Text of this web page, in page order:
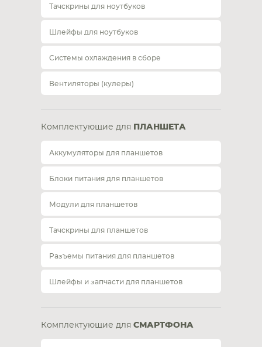
Тачскрины для ноутбуков
Шлейфы для ноутбуков
Системы охлаждения в сборе
Вентиляторы (кулеры)
Комплектующие для ПЛАНШЕТА
Аккумуляторы для планшетов
Блоки питания для планшетов
Модули для планшетов
Тачскрины для планшетов
Разъемы питания для планшетов
Шлейфы и запчасти для планшетов
Комплектующие для СМАРТФОНА